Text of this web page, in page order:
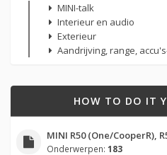
MINI-talk
Interieur en audio
Exterieur
Aandrijving, range,
HOW TO DO IT
MINI R50 (One/CooperR),
Onderwerpen: 183